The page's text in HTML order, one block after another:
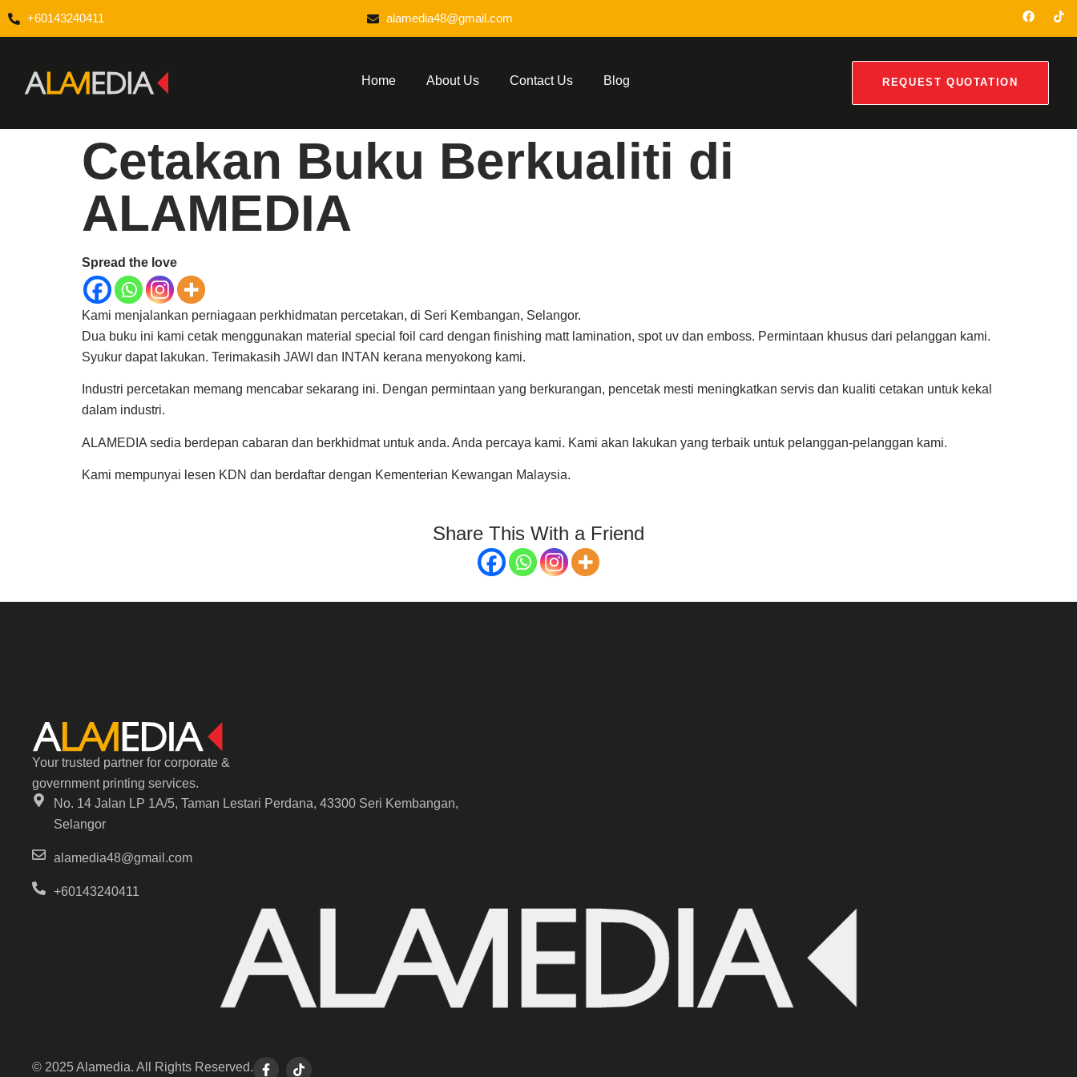
+60143240411 alamedia48@gmail.com
Home About Us Contact Us Blog REQUEST QUOTATION
Cetakan Buku Berkualiti di
ALAMEDIA
Spread the love
Kami menjalankan perniagaan perkhidmatan percetakan, di Seri Kembangan, Selangor.
Dua buku ini kami cetak menggunakan material special foil card dengan finishing matt lamination, spot uv dan emboss. Permintaan khusus dari pelanggan kami.
Syukur dapat lakukan. Terimakasih JAWI dan INTAN kerana menyokong kami.
Industri percetakan memang mencabar sekarang ini. Dengan permintaan yang berkurangan, pencetak mesti meningkatkan servis dan kualiti cetakan untuk kekal
dalam industri.
ALAMEDIA sedia berdepan cabaran dan berkhidmat untuk anda. Anda percaya kami. Kami akan lakukan yang terbaik untuk pelanggan-pelanggan kami.
Kami mempunyai lesen KDN dan berdaftar dengan Kementerian Kewangan Malaysia.
Share This With a Friend
Your trusted partner for corporate &
government printing services.
No. 14 Jalan LP 1A/5, Taman Lestari Perdana, 43300 Seri Kembangan,
Selangor
alamedia48@gmail.com
+60143240411
© 2025 Alamedia. All Rights Reserved.